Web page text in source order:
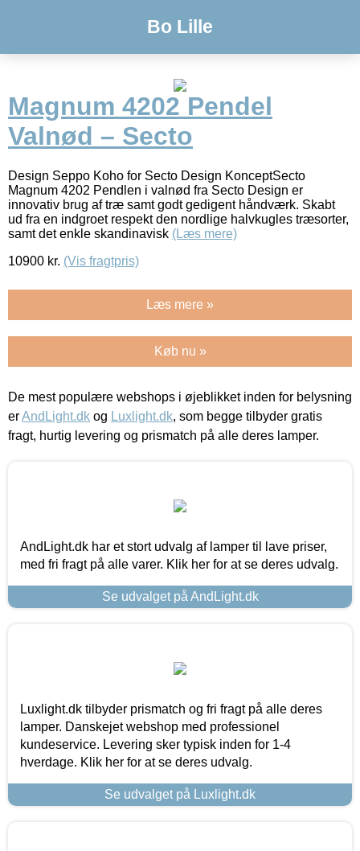
Bo Lille
Magnum 4202 Pendel
Valnød – Secto
Design Seppo Koho for Secto Design KonceptSecto
Magnum 4202 Pendlen i valnød fra Secto Design er
innovativ brug af træ samt godt gedigent håndværk. Skabt
ud fra en indgroet respekt den nordlige halvkugles træsorter,
samt det enkle skandinavisk (Læs mere)
10900 kr. (Vis fragtpris)
Læs mere »
Køb nu »
De mest populære webshops i øjeblikket inden for belysning
erAndLight.dk og Luxlight.dk, som begge tilbyder gratis
fragt, hurtig levering og prismatch på alle deres lamper.
AndLight.dk har et stort udvalg af lamper til lave priser,
med fri fragt på alle varer. Klik her for at se deres udvalg.
Se udvalget på AndLight.dk
Luxlight.dk tilbyder prismatch og fri fragt på alle deres
lamper. Danskejet webshop med professionel
kundeservice. Levering sker typisk inden for 1-4
hverdage. Klik her for at se deres udvalg.
Se udvalget på Luxlight.dk